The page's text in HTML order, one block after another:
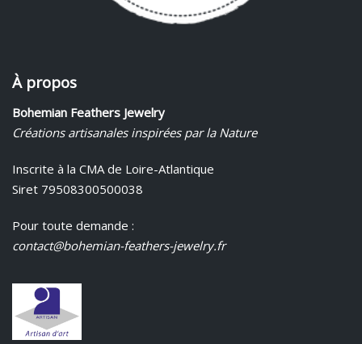
À propos
Bohemian Feathers Jewelry
Créations artisanales inspirées par la Nature
Inscrite à la CMA de Loire-Atlantique
Siret 79508300500038
Pour toute demande :
contact@bohemian-feathers-jewelry.fr